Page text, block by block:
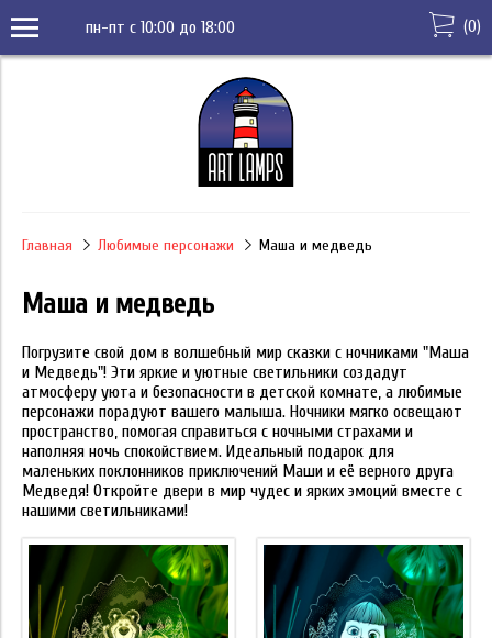
пн-пт с 10:00 до 18:00 (0)
Главная Любимые персонажи Маша и медведь
Маша и медведь
Погрузите свой дом в волшебный мир сказки с ночниками "Маша
и Медведь"! Эти яркие и уютные светильники создадут
атмосферу уюта и безопасности в детской комнате, а любимые
персонажи порадуют вашего малыша. Ночники мягко освещают
пространство, помогая справиться с ночными страхами и
наполняя ночь спокойствием. Идеальный подарок для
маленьких поклонников приключений Маши и её верного друга
Медведя! Откройте двери в мир чудес и ярких эмоций вместе с
нашими светильниками!